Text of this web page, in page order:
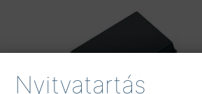
Nyitvatartás